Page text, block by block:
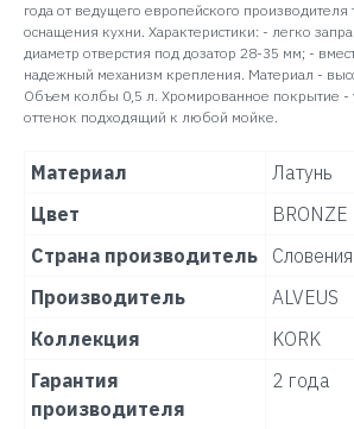
года от ведущего европейского производителя
оснащения кухни. Характеристики: - легко
диаметр отверстия под дозатор 28-35 мм; -
надежный механизм крепления. Материал -
Объем колбы 0,5 л. Хромированное покрытие -
оттенок подходящий к любой мойке.
Материал
Латунь
Цвет
BRONZE
Страна производитель
Словения
Производитель
ALVEUS
Коллекция
KORK
Гарантия
производителя
2 года